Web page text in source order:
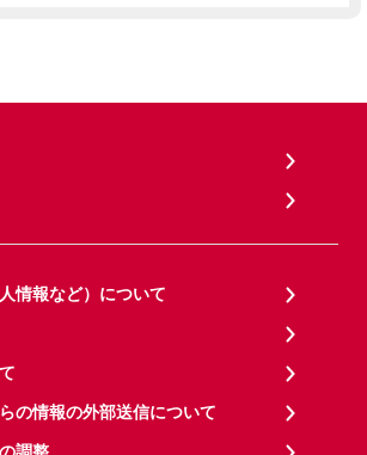
情報など）について
の情報の外部送信について